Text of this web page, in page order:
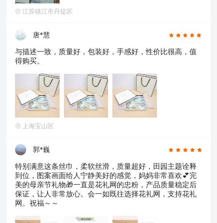
江苏镇江市丹徒区
唐*慧
与描述一致，质量好，包装好，手感好，性价比很高，值
得购买。
上海宝山区
郭*巍
特别满意这条丝巾，柔软丝滑，质量超好，田园主题诠释
到位，图案画面给人宁静美好的感觉，妈妈非常喜欢💕完
美的母亲节礼物🎁一直是花礼网的忠粉，产品质量稳定后
保证，让人非常放心。会一如既往选择花礼网，支持花礼
网。祝福～～